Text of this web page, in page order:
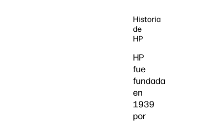
Historia
de
HP
HP
fue
fundada
en
1939
por